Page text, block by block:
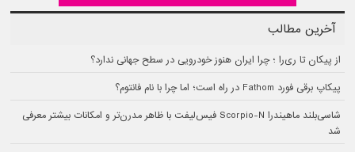
آخرین مطالب
از پیکان تا ری‌را ؛ چرا ایران هنوز خودرویی در سطح جهانی ندارد؟
پیکاپ برقی فورد Fathom در راه است؛ اما چرا با نام فانتوم؟
شاسی‌بلند ماهیندرا Scorpio-N فیس‌لیفت با ظاهر مدرن‌تر و امکانات بیشتر معرفی
شد